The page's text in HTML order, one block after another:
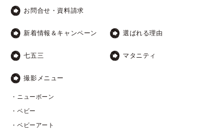
お問合せ・資料請求
新着情報＆キャンペーン 選ばれる理由
七五三 マタニティ
撮影メニュー
・ニューボーン
・ベビー
・ベビーアート